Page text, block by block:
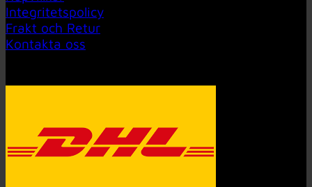
Integritetspolicy
Frakt och Retur
Kontakta oss